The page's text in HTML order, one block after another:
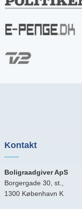
Kontakt
Boligraadgiver ApS
Borgergade 30, st.,
1300 København K